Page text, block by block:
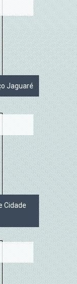
Jaguaré
Cidade